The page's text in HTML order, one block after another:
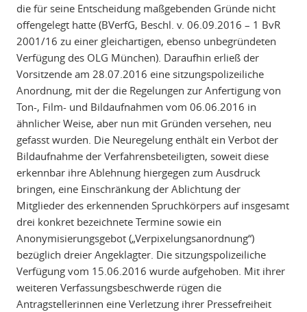
die für seine Entscheidung maßgebenden Gründe nicht
offengelegt hatte (BVerfG, Beschl. v. 06.09.2016 – 1 BvR
2001/16 zu einer gleichartigen, ebenso unbegründeten
Verfügung des OLG München). Daraufhin erließ der
Vorsitzende am 28.07.2016 eine sitzungspolizeiliche
Anordnung, mit der die Regelungen zur Anfertigung von
Ton-, Film- und Bildaufnahmen vom 06.06.2016 in
ähnlicher Weise, aber nun mit Gründen versehen, neu
gefasst wurden. Die Neuregelung enthält ein Verbot der
Bildaufnahme der Verfahrensbeteiligten, soweit diese
erkennbar ihre Ablehnung hiergegen zum Ausdruck
bringen, eine Einschränkung der Ablichtung der
Mitglieder des erkennenden Spruchkörpers auf insgesamt
drei konkret bezeichnete Termine sowie ein
Anonymisierungsgebot („Verpixelungsanordnung“)
bezüglich dreier Angeklagter. Die sitzungspolizeiliche
Verfügung vom 15.06.2016 wurde aufgehoben. Mit ihrer
weiteren Verfassungsbeschwerde rügen die
Antragstellerinnen eine Verletzung ihrer Pressefreiheit